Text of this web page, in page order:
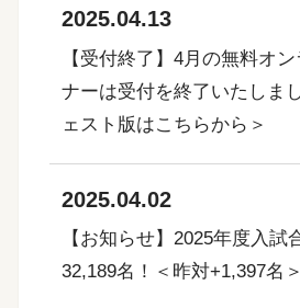
2025.04.13
【受付終了】4月の無料オ
ナーは受付を終了いたしま
ェスト版はこちらから＞
2025.04.02
【お知らせ】2025年度入試
32,189名！＜昨対+1,397名＞